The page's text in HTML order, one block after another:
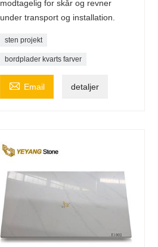
modtagelig for skår og revner
under transport og installation.
sten projekt
bordplader kvarts farver
 Email detaljer